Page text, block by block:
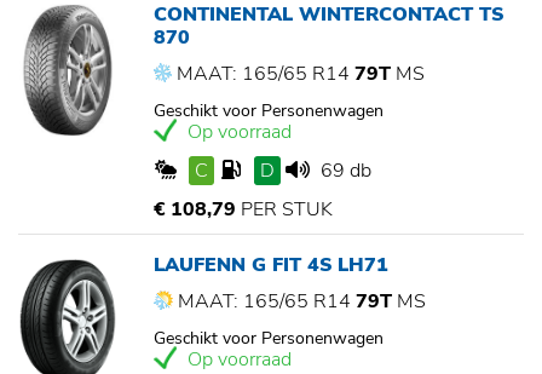
CONTINENTAL WINTERCONTACT TS
870
MAAT: 165/65 R14 79T MS
Geschikt voor Personenwagen
Op voorraad
C
D
69 db
€ 108,79 PER STUK
LAUFENN G FIT 4S LH71
MAAT: 165/65 R14 79T MS
Geschikt voor Personenwagen
Op voorraad